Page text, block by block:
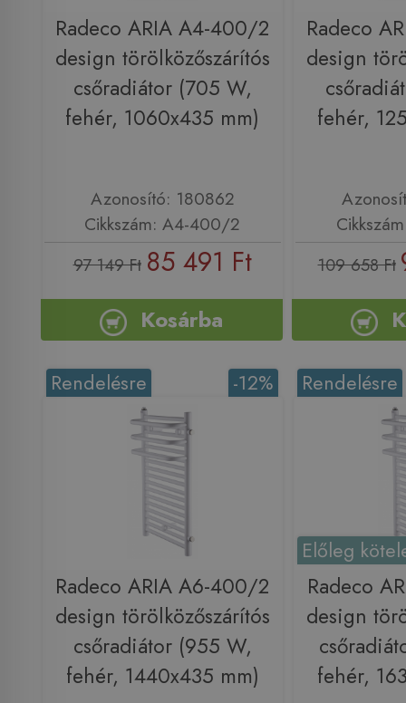
Radeco ARIA A4-400/2
design törölközőszárítós
csőradiátor (705 W,
fehér, 1060x435 mm)
Azonosító: 180862
Cikkszám: A4-400/2
97 149 Ft 85 491 Ft
Kosárba
Radeco
design
fehér,
109 658 Ft
-12%
Rendelésre
Radeco ARIA A6-400/2
design törölközőszárítós
csőradiátor (955 W,
fehér, 1440x435 mm)
Rendelésre
Előleg
Radeco
design
fehér,